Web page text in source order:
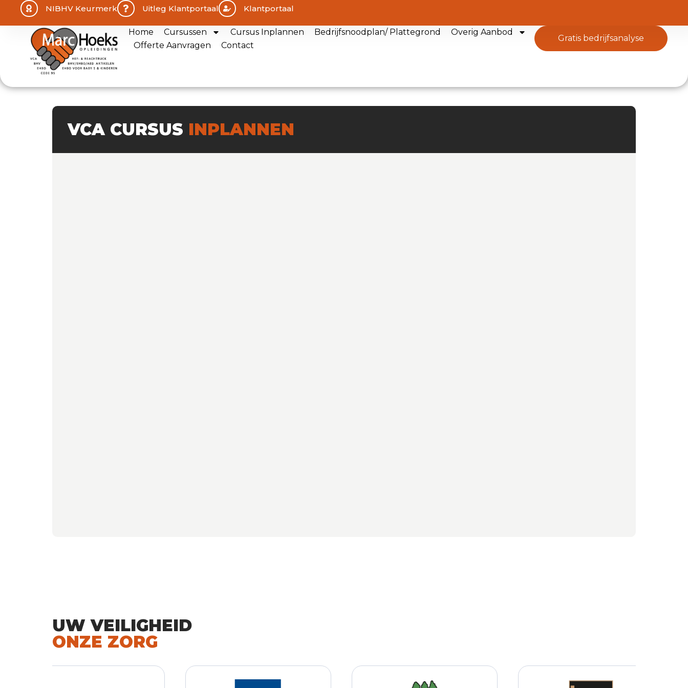
NIBHV Keurmerk Uitleg Klantportaal Klantportaal
Home Cursussen Cursus Inplannen Bedrijfsnoodplan/ Plattegrond
Overig Aanbod
Offerte Aanvragen
Contact
gratis bedrijfsanalyse
VCA CURSUS INPLANNEN
UW VEILIGHEID
ONZE ZORG